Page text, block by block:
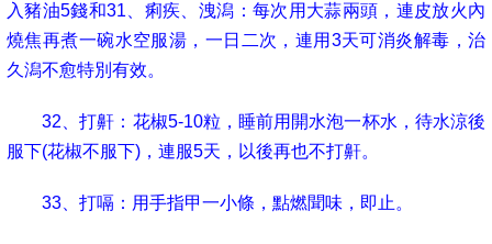
入豬油5錢和31 、痢疾、洩潟：每次用大蒜兩頭，連皮放火內
燒焦再煮一碗水空服湯，一日二次，連用 3天可消炎解毒，治
久潟不愈特別有效。
32 、打鼾：花椒5-10粒，睡前用開水泡一杯水，待水涼後
服下(花椒不服下) ，連服5天，以後再也不打鼾。
33 、打嗝：用手指甲一小條，點燃聞味，即止。